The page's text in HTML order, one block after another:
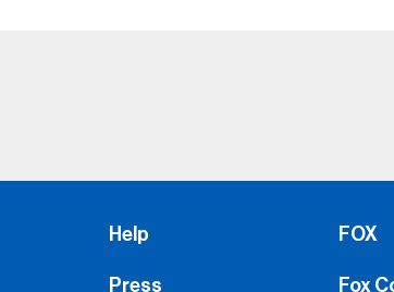
Help
Press
FOX
Fox